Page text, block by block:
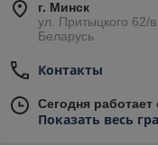
г. Минск
ул. Притыцкого 62/
Беларусь
Контакты
Сегодня работает
Показать весь